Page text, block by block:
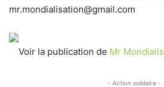
mr.mondialisation@gmail.com
Voir la publication de Mr
- Action solidaire -